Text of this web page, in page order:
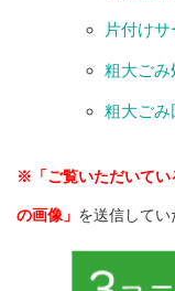
片付けサ
粗大ごみ
粗大ごみ
※「ご覧いただいてい
の画像」 を送信して